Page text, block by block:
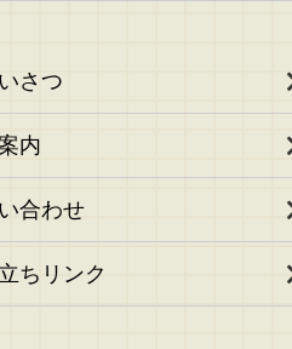
さつ
内
合わせ
ちリンク